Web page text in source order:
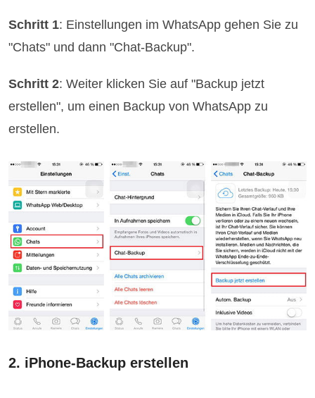
Schritt 1: Einstellungen im WhatsApp gehen Sie zu
"Chats" und dann "Chat-Backup".
Schritt 2: Weiter klicken Sie auf "Backup jetzt
erstellen", um einen Backup von WhatsApp zu
erstellen.
2. iPhone-Backup erstellen